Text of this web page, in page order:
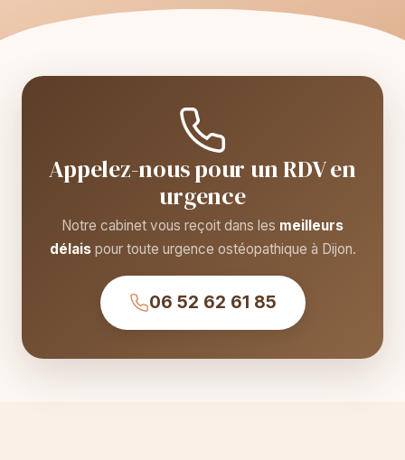
Appelez-nous pour un RDV en
urgence
Notre cabinet vous reçoit dans les meilleurs
délaispour toute urgence ostéopathique à Dijon.
06 52 62 61 85